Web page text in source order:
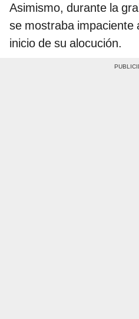
Asimismo, durante la
se mostraba impaciente
inicio de su alocución.